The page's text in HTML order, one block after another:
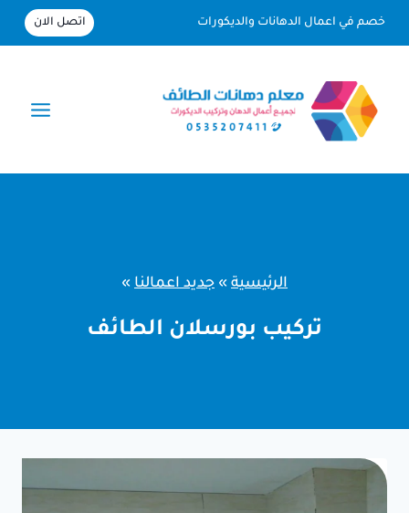
خصم في اعمال الدهانات والديكورات اتصل الان
الرئيسية » جديد اعمالنا »
تركيب بورسلان الطائف